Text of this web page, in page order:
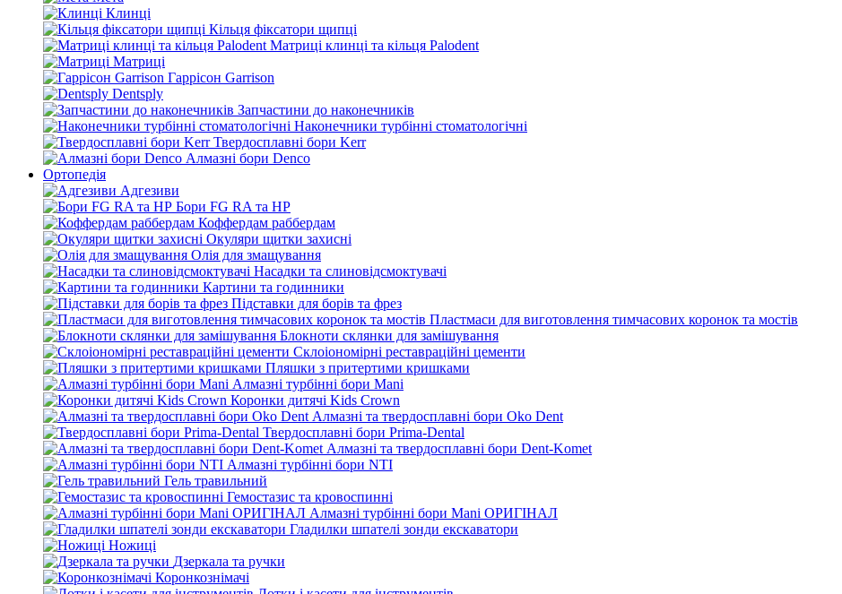
Клинці
Кільця фіксатори щипці
Матриці клинці та кільця Palodent
Матриці
Гаррісон Garrison
Dentsply
Запчастини до наконечників
Наконечники турбінні стоматологічні
Твердосплавні бори Kerr
Алмазні бори Denco
Ортопедія
Адгезиви
Бори FG RA та HP
Коффердам раббердам
Окуляри щитки захисні
Олія для змащування
Насадки та слиновідсмоктувачі
Картини та годинники
Підставки для борів та фрез
Пластмаси для виготовлення тимчасових коронок та мостів
Блокноти склянки для замішування
Склоіономірні реставраційні цементи
Пляшки з притертими кришками
Алмазні турбінні бори Mani
Коронки дитячі Kids Crown
Алмазні та твердосплавні бори Oko Dent
Твердосплавні бори Prima-Dental
Алмазні та твердосплавні бори Dent-Komet
Алмазні турбінні бори NTI
Гель травильний
Гемостазис та кровоспинні
Алмазні турбінні бори Mani ОРИГІНАЛ
Гладилки шпателі зонди екскаватори
Ножиці
Дзеркала та ручки
Коронкознімачі